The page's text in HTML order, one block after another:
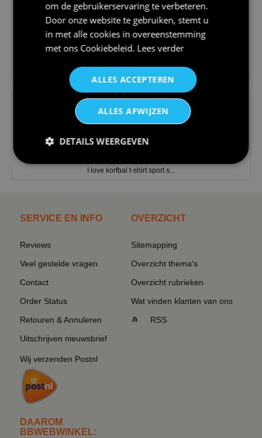
I love korfbal t-shirt sport s...
SERVICE EN INFO
Reviews
Veel gestelde vragen
Contact
Order Status
Retouren & Annuleren
Uitschrijven nieuwsbrief
Wij verzenden Postnl
DAAROM
BBWEBWINKEL:
OVERZICHT
Sitemapping
Overzicht thema's
Overzicht rubrieken
Wat vinden klanten van ons
RSS
om de gebruikerservaring te verbeteren.
Door onze website te gebruiken, stemt u
in met alle cookies in overeenstemming
met ons Cookiebeleid. Lees verder
ALLES ACCEPTEREN
ALLES AFWIJZEN
DETAILS WEERGEVEN